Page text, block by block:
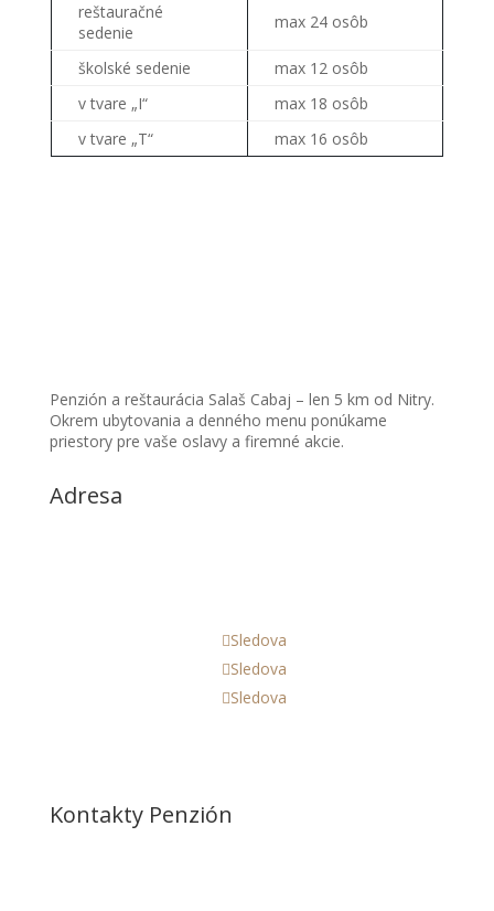
reštauračné
sedenie
max 24 osôb
školské sedenie
max 12 osôb
v tvare „I“
max 18 osôb
v tvare „T“
max 16 osôb
Penzión a reštaurácia Salaš Cabaj – len 5 km od Nitry.
Okrem ubytovania a denného menu ponúkame
priestory pre vaše oslavy a firemné akcie.
Adresa
Sledova
Sledova
Sledova
Kontakty Penzión